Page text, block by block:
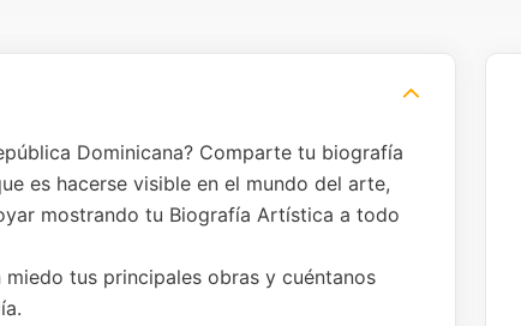
Dominicana? Comparte tu biografía
es hacerse visible en el mundo del arte,
mostrando tu Biografía Artística a todo
tus principales obras y cuéntanos